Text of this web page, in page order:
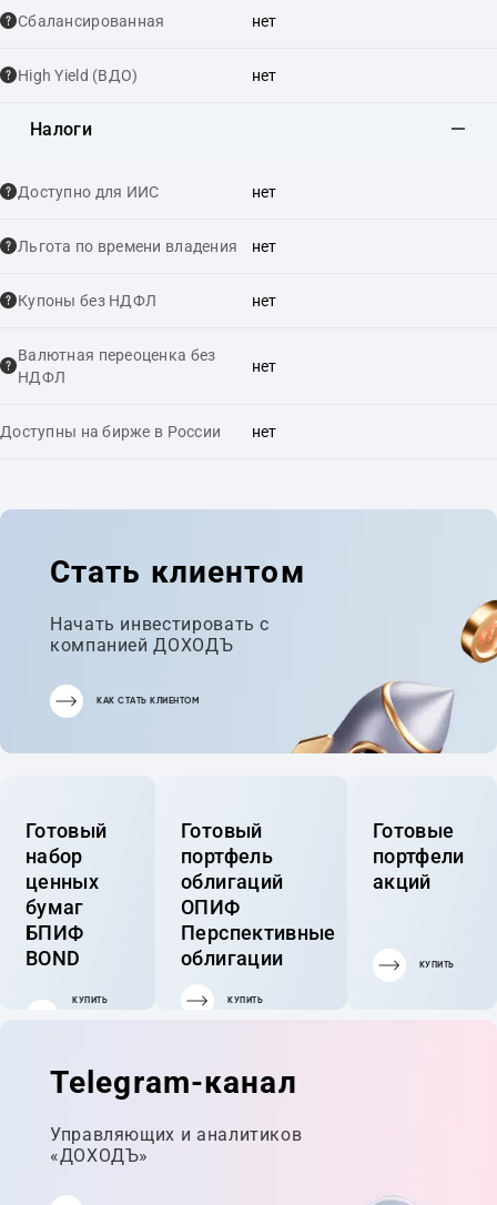
Сбалансированная нет
High Yield (ВДО) нет
Налоги
Доступно для ИИС нет
Льгота по времени владения нет
Купоны без НДФЛ нет
Валютная переоценка без
НДФЛ
нет
Доступны на бирже в России нет
Стать клиентом
Начать инвестировать с
компанией ДОХОДЪ
КАК СТАТЬ КЛИЕНТОМ
Готовый
набор
ценных
бумаг
БПИФ
BOND
КУПИТЬ
Готовый
портфель
облигаций
ОПИФ
Перспективные
облигации
КУПИТЬ
Готовые
портфели
акций
КУПИТЬ
Telegram-канал
Управляющих и аналитиков
«ДОХОДЪ»